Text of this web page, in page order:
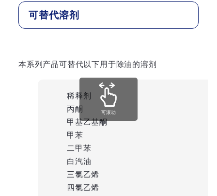
可滚动
可替代溶剂
本系列产品可替代以下用于除油的溶剂
稀释剂
丙酮
甲基乙基酮
甲苯
二甲苯
白汽油
三氯乙烯
四氯乙烯